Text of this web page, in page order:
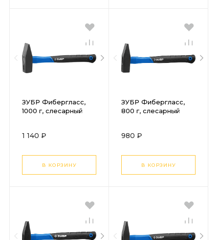
ЗУБР Фибергласс,
1000 г, слесарный
(20020-10)
1 140 ₽
В КОРЗИНУ
ЗУБР Фибергласс,
800 г, слесарный
(20020-08)
980 ₽
В КОРЗИНУ